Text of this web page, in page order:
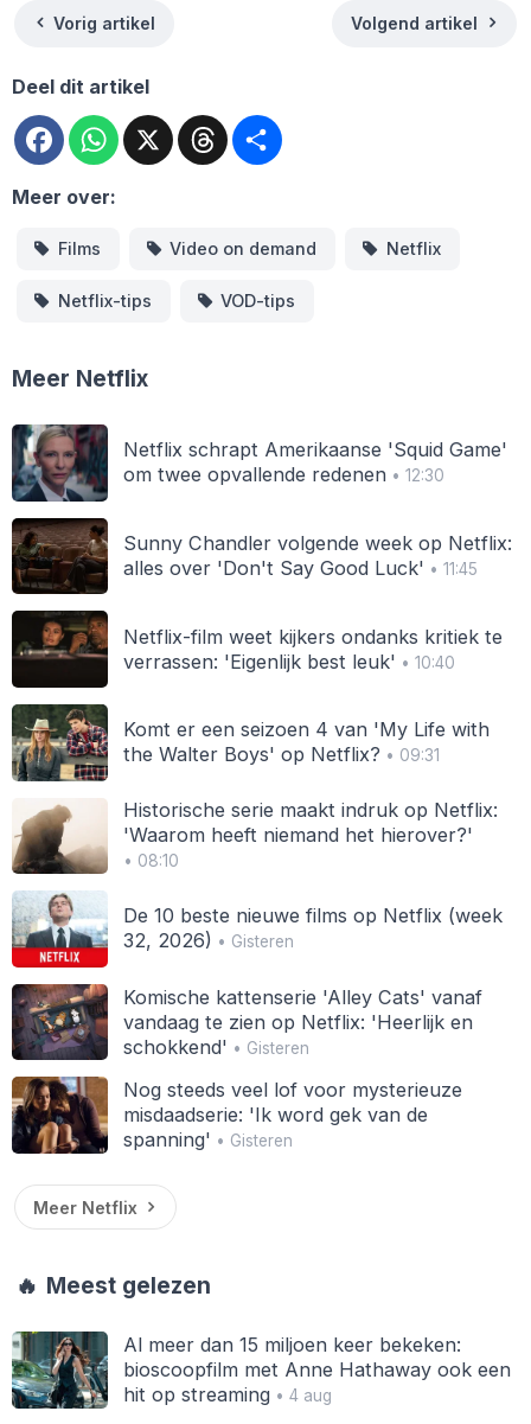
Vorig artikel Volgend artikel
Deel dit artikel
FacebookWhatsApp
X Threads
Meer over:
Films Video on demand Netflix
Netflix-tips VOD-tips
Meer Netflix
Netflix schrapt Amerikaanse 'Squid Game'
om twee opvallende redenen• 12:30
Sunny Chandler volgende week op Netflix:
alles over 'Don't Say Good Luck' • 11:45
Netflix-film weet kijkers ondanks kritiek te
verrassen: 'Eigenlijk best leuk' • 10:40
Komt er een seizoen 4 van 'My Life with
the Walter Boys' op Netflix? • 09:31
Historische serie maakt indruk op Netflix:
'Waarom heeft niemand het hierover?'
• 08:10
De 10 beste nieuwe films op Netflix (week
32, 2026) • Gisteren
Komische kattenserie 'Alley Cats' vanaf
vandaag te zien op Netflix: 'Heerlijk en
schokkend' • Gisteren
Nog steeds veel lof voor mysterieuze
misdaadserie: 'Ik word gek van de
spanning' • Gisteren
Meer Netflix
🔥 Meest gelezen
Al meer dan 15 miljoen keer bekeken:
bioscoopfilm met Anne Hathaway ook een
hit op streaming• 4 aug